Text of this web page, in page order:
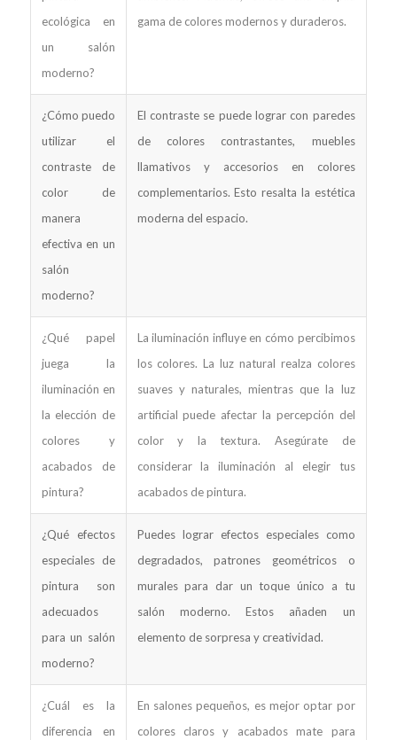
ecológica en
un salón
moderno?
gama de colores modernos y duraderos.
¿Cómo puedo
utilizar el
contraste de
color de
manera
efectiva en un
salón
moderno?
El contraste se puede lograr con paredes
de colores contrastantes, muebles
llamativos y accesorios en colores
complementarios. Esto resalta la estética
moderna del espacio.
¿Qué papel
juega la
iluminación en
la elección de
colores y
acabados de
pintura?
La iluminación influye en cómo percibimos
los colores. La luz natural realza colores
suaves y naturales, mientras que la luz
artificial puede afectar la percepción del
color y la textura. Asegúrate de
considerar la iluminación al elegir tus
acabados de pintura.
¿Qué efectos
especiales de
pintura son
adecuados
para un salón
moderno?
Puedes lograr efectos especiales como
degradados, patrones geométricos o
murales para dar un toque único a tu
salón moderno. Estos añaden un
elemento de sorpresa y creatividad.
¿Cuál es la
diferencia en
En salones pequeños, es mejor optar por
colores claros y acabados mate para